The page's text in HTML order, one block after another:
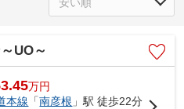
UO～
万円
本線 「南彦根 」駅 徒歩22分